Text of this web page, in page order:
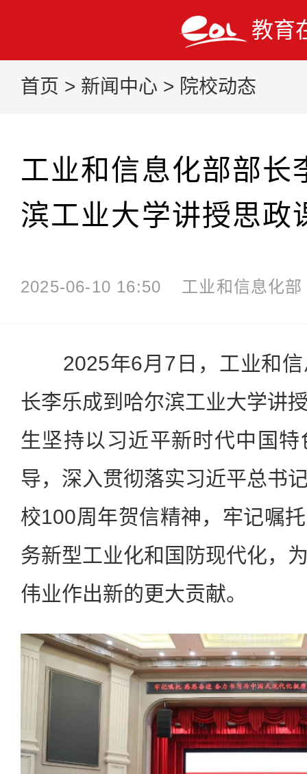
教育
首页 > 新闻中心 > 院校动态
工业和信息化部部长
滨工业大学讲授思政
2025-06-10 16:50 工业和信息化部
2025年6月7日，工业和信
长李乐成到哈尔滨工业大学讲
生坚持以习近平新时代中国
导，深入贯彻落实习近平总书
校100周年贺信精神，牢记嘱
务新型工业化和国防现代化，
伟业作出新的更大贡献。